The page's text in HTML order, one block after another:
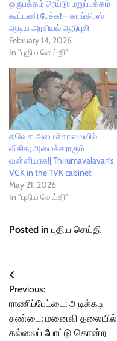
ஒருபக்கம் ரெய்டு; மறுப்பக்கம்
கூட்டணி பேச்சு! – காங்கிரஸ்
ஆடிய அரசியல் ஆடுபுலி
February 14, 2026
In "புதிய செய்தி"
தவெக அமைச்சரவையில்
விசிக; அமைச்சராகும்
வன்னியரசு!| Thirumavalavan’s
VCK in the TVK cabinet
May 21, 2026
In "புதிய செய்தி"
Posted in புதிய செய்தி
Post
navigation
Previous:
ராணிப்பேட்டை: அடிக்கடி
சண்டை; மனைவி தலையில்
கல்லைப் போட்டு கொன்ற